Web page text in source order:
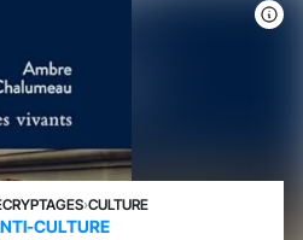
›CULTURE
CULTURE